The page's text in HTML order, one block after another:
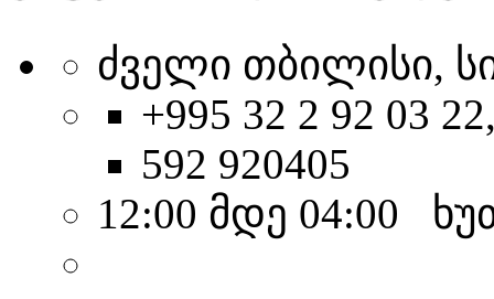
ძველი თბილისი,
+995 32 2 92 03
592 920405
12:00 მდე 04:00